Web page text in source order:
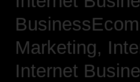
Marketing,
Internet